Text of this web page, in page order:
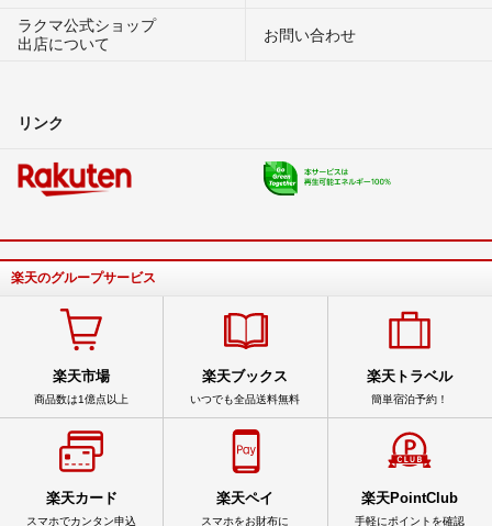
ラクマ公式ショップ
出店について
お問い合わせ
リンク
楽天のグループサービス
楽天市場
商品数は1億点以上
楽天ブックス
いつでも全品送料無料
楽天トラベル
簡単宿泊予約！
楽天カード
スマホでカンタン申込
楽天ペイ
スマホをお財布に
楽天PointClub
手軽にポイントを確認